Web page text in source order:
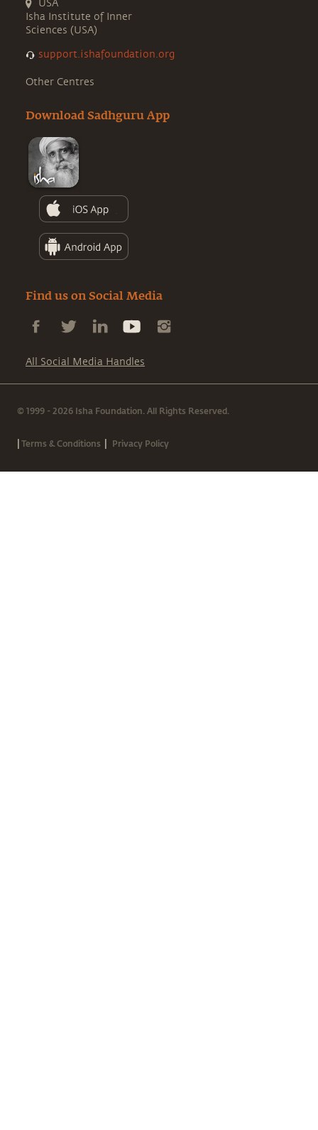
USA
Isha Institute of Inner
Sciences (USA)
support.ishafoundation.org
Other Centres
Download Sadhguru App
Find us on Social Media
All Social Media Handles
© 1999 - 2026 Isha Foundation. All Rights Reserved.
|Terms & Conditions | Privacy Policy